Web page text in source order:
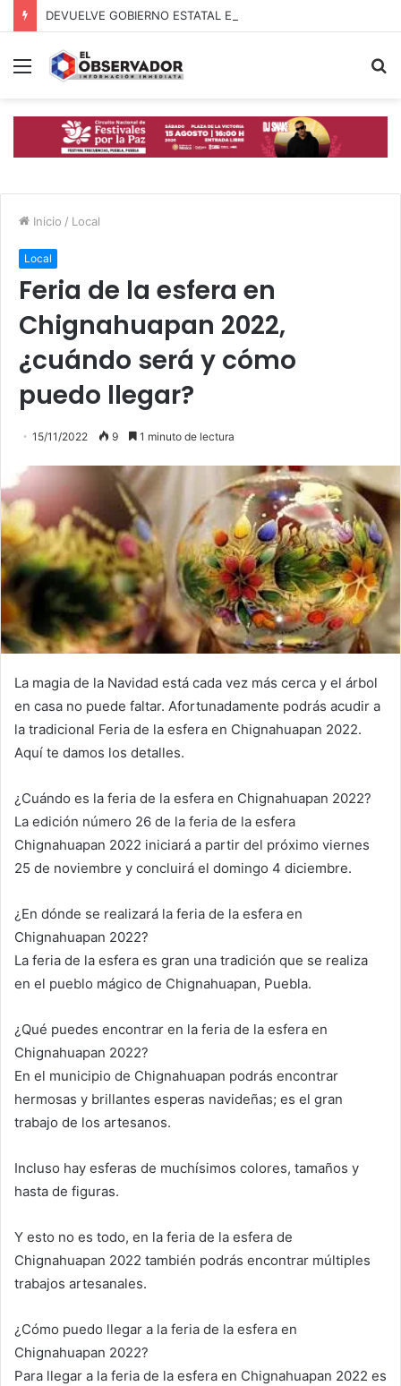
Menú
Inicio / Local
Local
Feria de la esfera en
Chignahuapan 2022,
¿cuándo será y cómo
puedo llegar?
15/11/2022 9 1 minuto de lectura
La magia de la Navidad está cada vez más cerca y el árbol
en casa no puede faltar. Afortunadamente podrás acudir a
la tradicional Feria de la esfera en Chignahuapan 2022.
Aquí te damos los detalles.
¿Cuándo es la feria de la esfera en Chignahuapan 2022?
La edición número 26 de la feria de la esfera
Chignahuapan 2022 iniciará a partir del próximo viernes
25 de noviembre y concluirá el domingo 4 diciembre.
¿En dónde se realizará la feria de la esfera en
Chignahuapan 2022?
La feria de la esfera es gran una tradición que se realiza
en el pueblo mágico de Chignahuapan, Puebla.
¿Qué puedes encontrar en la feria de la esfera en
Chignahuapan 2022?
En el municipio de Chignahuapan podrás encontrar
hermosas y brillantes esperas navideñas; es el gran
trabajo de los artesanos.
Incluso hay esferas de muchísimos colores, tamaños y
hasta de figuras.
Y esto no es todo, en la feria de la esfera de
Chignahuapan 2022 también podrás encontrar múltiples
trabajos artesanales.
¿Cómo puedo llegar a la feria de la esfera en
Chignahuapan 2022?
Para llegar a la feria de la esfera en Chignahuapan 2022 es